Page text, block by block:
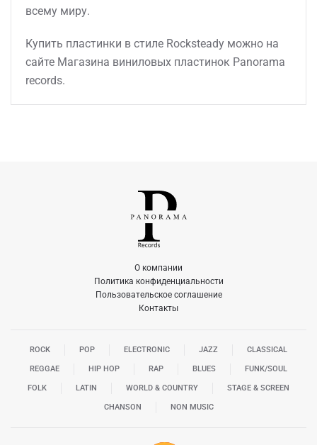
всему миру.
Купить пластинки в стиле Rocksteady можно на
сайте Магазина виниловых пластинок Panorama
records.
О компании
Политика конфиденциальности
Пользовательское соглашение
Контакты
ROCK POP ELECTRONIC JAZZ CLASSICAL
REGGAE HIP HOP RAP BLUES FUNK/SOUL
FOLK LATIN WORLD & COUNTRY STAGE & SCREEN
CHANSON NON MUSIC